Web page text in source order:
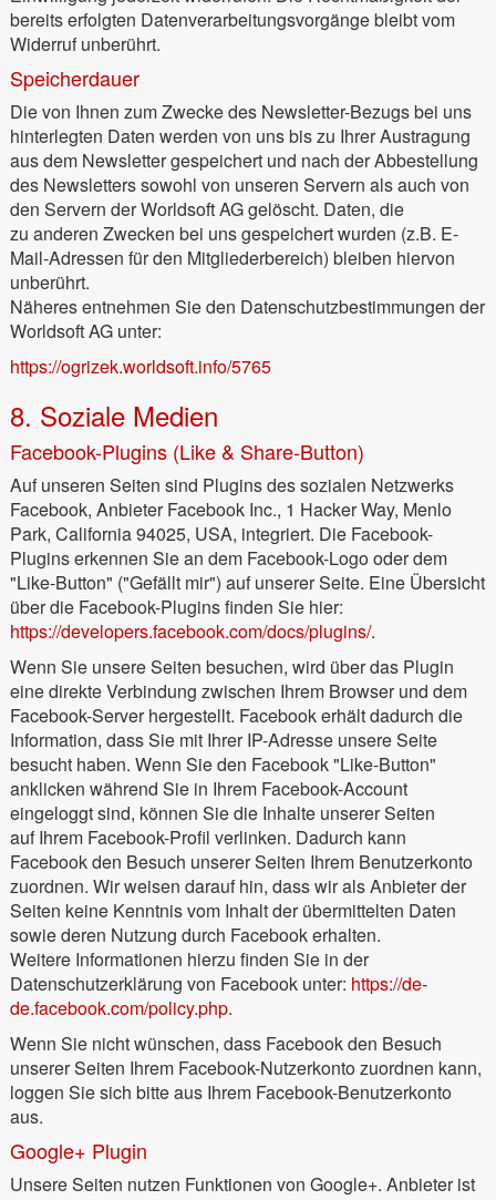
bereits erfolgten Datenverarbeitungsvorgänge bleibt vom
Widerruf unberührt.
Speicherdauer
Die von Ihnen zum Zwecke des Newsletter-Bezugs bei uns
hinterlegten Daten werden von uns bis zu Ihrer Austragung
aus dem Newsletter gespeichert und nach der Abbestellung
des Newsletters sowohl von unseren Servern als auch von
den Servern der Worldsoft AG gelöscht. Daten, die
zu anderen Zwecken bei uns gespeichert wurden (z.B. E-
Mail-Adressen für den Mitgliederbereich) bleiben hiervon
unberührt.
Näheres entnehmen Sie den Datenschutzbestimmungen der
Worldsoft AG unter:
https://ogrizek.worldsoft.info/5765
8. Soziale Medien
Facebook-Plugins (Like & Share-Button)
Auf unseren Seiten sind Plugins des sozialen Netzwerks
Facebook, Anbieter Facebook Inc., 1 Hacker Way, Menlo
Park, California 94025, USA, integriert. Die Facebook-
Plugins erkennen Sie an dem Facebook-Logo oder dem
"Like-Button" ("Gefällt mir") auf unserer Seite. Eine Übersicht
über die Facebook-Plugins finden Sie hier:
https://developers.facebook.com/docs/plugins/.
Wenn Sie unsere Seiten besuchen, wird über das Plugin
eine direkte Verbindung zwischen Ihrem Browser und dem
Facebook-Server hergestellt. Facebook erhält dadurch die
Information, dass Sie mit Ihrer IP-Adresse unsere Seite
besucht haben. Wenn Sie den Facebook "Like-Button"
anklicken während Sie in Ihrem Facebook-Account
eingeloggt sind, können Sie die Inhalte unserer Seiten
auf Ihrem Facebook-Profil verlinken. Dadurch kann
Facebook den Besuch unserer Seiten Ihrem Benutzerkonto
zuordnen. Wir weisen darauf hin, dass wir als Anbieter der
Seiten keine Kenntnis vom Inhalt der übermittelten Daten
sowie deren Nutzung durch Facebook erhalten.
Weitere Informationen hierzu finden Sie in der
Datenschutzerklärung von Facebook unter: https://de-
de.facebook.com/policy.php.
Wenn Sie nicht wünschen, dass Facebook den Besuch
unserer Seiten Ihrem Facebook-Nutzerkonto zuordnen kann,
loggen Sie sich bitte aus Ihrem Facebook-Benutzerkonto
aus.
Google+ Plugin
Unsere Seiten nutzen Funktionen von Google+. Anbieter ist